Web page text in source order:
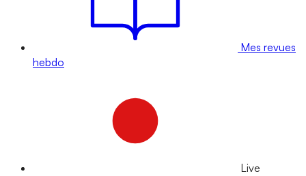
Mes revues
hebdo
Live